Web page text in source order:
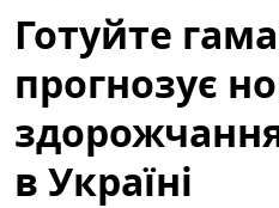
Готуйте
прогнозує
в Україні